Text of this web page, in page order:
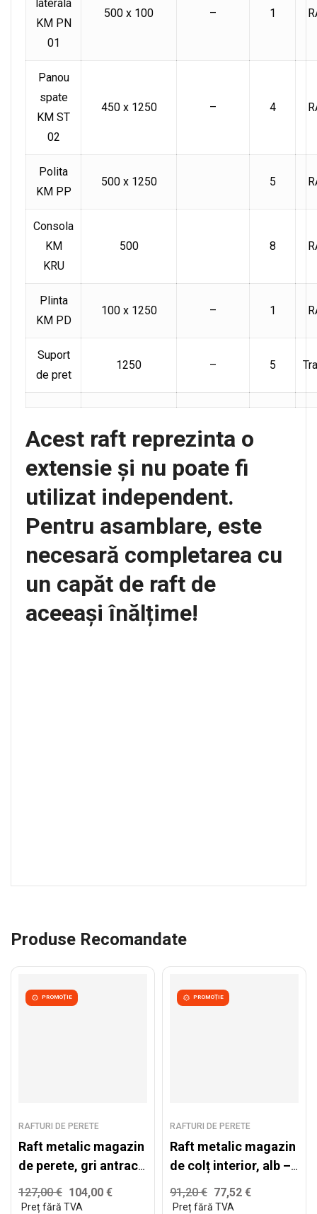
laterala
KM PN
01
500 x 100 – 1
Panou
spate
KM ST
02
450 x 1250 – 4
Polita
KM PP
500 x 1250 5
Consola
KM
KRU
500 8
Plinta
KM PD
100 x 1250 – 1
Suport
de pret
1250 – 5
Acest raft reprezinta o
extensie și nu poate fi
utilizat independent.
Pentru asamblare, este
necesară completarea cu
un capăt de raft de
aceeași înălțime!
Produse Recomandate
PROMOȚIE
RAFTURI DE PERETE
Raft metalic magazin
de perete, gri antracit
– H:2235mm x
L:1000mm x B:500mm
127,00€ 104,00 €
PROMOȚIE
RAFTURI DE PERETE
Raft metalic magazin
de colț interior, alb –
H:2240mm x
L:1000mm x
91,20€ 77,52 €